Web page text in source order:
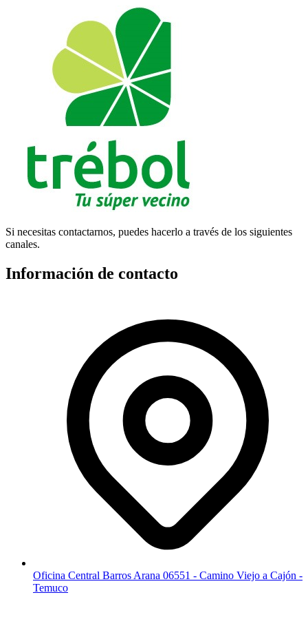
Si necesitas contactarnos, puedes hacerlo a través de los siguientes
canales.
Información de contacto
Oficina Central Barros Arana 06551 - Camino Viejo a Cajón -
Temuco